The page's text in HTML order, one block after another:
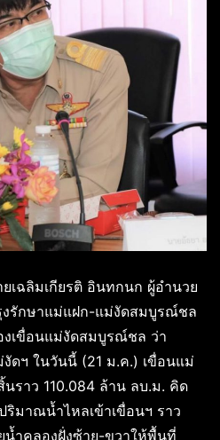
เฉลิมเกียรติ อินทกนก ผู้อำนวย
งรักษาแม่แฝก-แม่งัดสมบูรณ์ชล
งเขื่อนแม่งัดสมบูรณ์ชล ว่า
ดฯ ในวันนี้ (21 ม.ค.) เขื่อนแม่
ราว 110.084 ล้าน ลบ.ม. คิด
ริมาณน้ำไหลเข้าเขื่อนฯ ราว
ำคลองฝั่งซ้าย-ขวาให้พื้นที่